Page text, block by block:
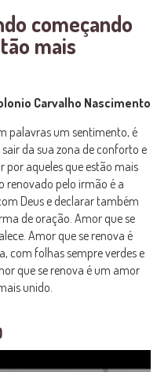
começando
mais
Carvalho Nascimento
palavras um sentimento, é
da sua zona de conforto e
por aqueles que estão mais
renovado pelo irmão é a
Deus e declarar também
de oração. Amor que se
Amor que se renova é
com folhas sempre verdes e
que se renova é um amor
unido.